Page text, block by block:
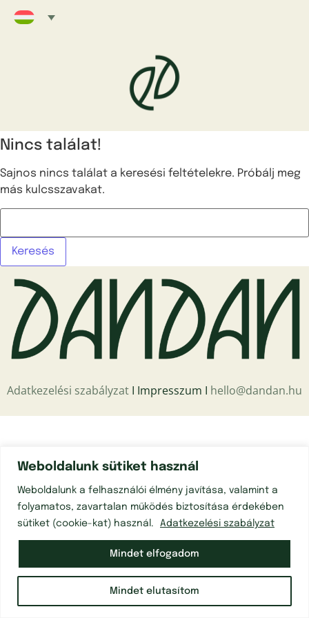
Weboldalunk sütiket használ
Weboldalunk a felhasználói élmény javítása, valamint a
folyamatos, zavartalan működés biztosítása érdekében
sütiket (cookie-kat) használ.
Adatkezelési szabályzat
Mindet elutasítom
Mindet elfogadom
Nincs találat!
Sajnos nincs találat a keresési feltételekre. Próbálj meg
más kulcsszavakat.
Adatkezelési szabályzat Ι Impresszum Ι hello@dandan.hu